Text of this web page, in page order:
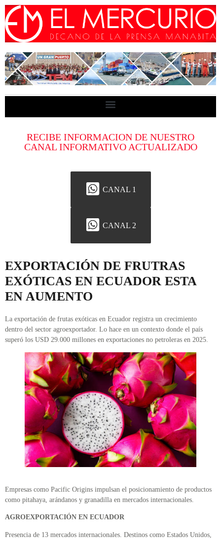
RECIBE INFORMACION DE NUESTRO
CANAL INFORMATIVO ACTUALIZADO
CANAL 1
CANAL 2
EXPORTACIÓN DE FRUTRAS
EXÓTICAS EN ECUADOR ESTA
EN AUMENTO
La exportación de frutas exóticas en Ecuador registra un crecimiento
dentro del sector agroexportador. Lo hace en un contexto donde el país
superó los USD 29.000 millones en exportaciones no petroleras en 2025.
Empresas como Pacific Origins impulsan el posicionamiento de productos
como pitahaya, arándanos y granadilla en mercados internacionales.
AGROEXPORTACIÓN EN ECUADOR
Presencia de 13 mercados internacionales. Destinos como Estados Unidos,